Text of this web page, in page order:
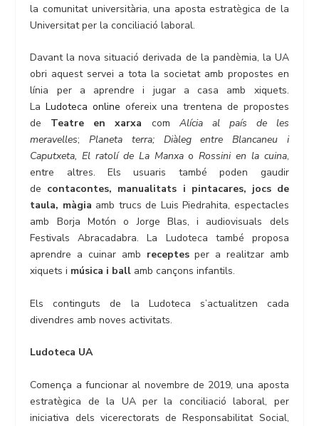
la comunitat universitària, una aposta estratègica de la
Universitat per la conciliació laboral.
Davant la nova situació derivada de la pandèmia, la UA
obri aquest servei a tota la societat amb propostes en
línia per a aprendre i jugar a casa amb xiquets.
LaLudoteca online ofereix una trentena de propostes
de Teatre en xarxa com Alícia al país de les
meravelles;Planeta terra; Diàleg entre Blancaneu i
Caputxeta, El ratolí de La ManxaoRossini en la cuina,
entre altres. Els usuaris també poden gaudir
de contacontes, manualitats i pintacares, jocs de
taula, màgia amb trucs de Luis Piedrahita, espectacles
amb Borja Motón o Jorge Blas, i audiovisuals dels
Festivals Abracadabra. La Ludoteca també proposa
aprendre a cuinar amb receptesper a realitzar amb
xiquets i música i ball amb cançons infantils.
Els continguts de la Ludoteca s’actualitzen cada
divendres amb noves activitats.
Ludoteca UA
Comença a funcionar al novembre de 2019, una aposta
estratègica de la UA per la conciliació laboral, per
iniciativa dels vicerectorats de Responsabilitat Social,